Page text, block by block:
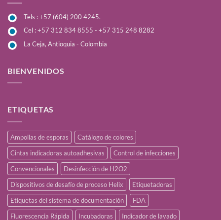
Tels : +57 (604) 200 4245.
Cel : +57 312 834 8555 - +57 315 248 8282
La Ceja, Antioquia - Colombia
BIENVENIDOS
ETIQUETAS
Ampollas de esporas
Catálogo de colores
Cintas indicadoras autoadhesivas
Control de infecciones
Convencionales
Desinfección de H2O2
Dispositivos de desafío de proceso Helix
Etiquetadoras
Etiquetas del sistema de documentación
FDA
Fluorescencia Rápida
Incubadoras Indicador de lavado